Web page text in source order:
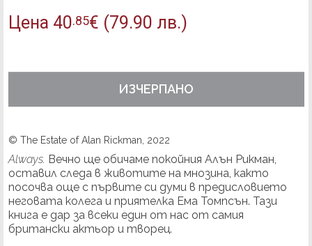
Цена 40.85€ (79.90 лв.)
ИЗЧЕРПАНО
© The Estate of Alan Rickman, 2022
Always. Вечно ще обичаме покойния Алън Рикман,
оставил следа в животите на мнозина, както
посочва още с първите си думи в предисловието
неговата колега и приятелка Ема Томпсън. Тази
книга е дар за всеки един от нас от самия
британски актьор и творец.